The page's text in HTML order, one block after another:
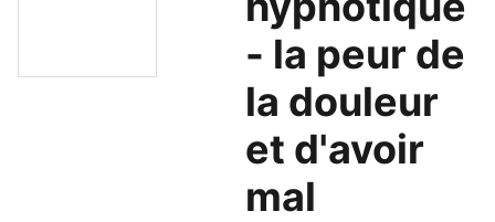
- la peur de
la douleur
et d'avoir
mal